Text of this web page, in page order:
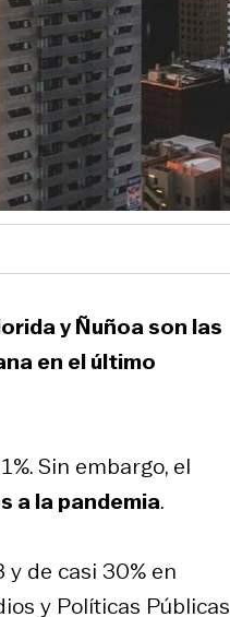
y Ñuñoa son las
en el último
Sin embargo, el
a la pandemia.
de casi 30% en
y Políticas Públicas